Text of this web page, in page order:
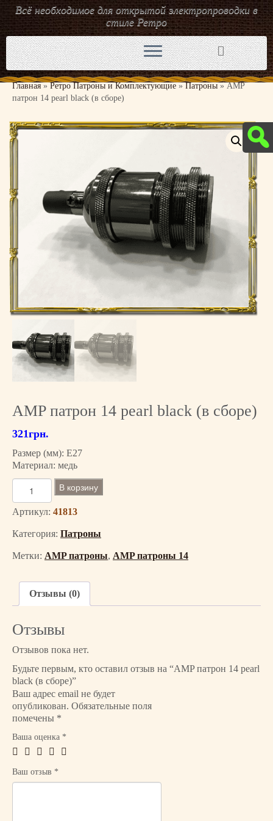
Перейти
к
содержимому
Всё необходимое для открытой электропроводки в
стиле Ретро
Главная » Ретро Патроны и Комплектующие » Патроны » AMP
патрон 14 pearl black (в сборе)
AMP патрон 14 pearl black (в сборе)
321грн.
Размер (мм): E27
Материал: медь
л
ч
е
о
о
в
р
а
A
п
а
т
р
В корзину
Артикул: 41813
Категория: Патроны
Метки: AMP патроны, AMP патроны 14
Отзывы (0)
Отзывы
Отзывов пока нет.
Будьте первым, кто оставил отзыв на “AMP патрон 14 pearl
black (в сборе)”
Ваш адрес email не будет
опубликован. Обязательные поля
помечены *
Ваша оценка *
Ваш отзыв *